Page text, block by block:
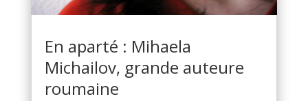
En aparté : Mihaela
Michailov, grande auteure
roumaine